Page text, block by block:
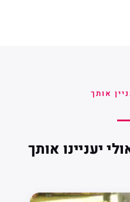
אותך
יעניינו אותך